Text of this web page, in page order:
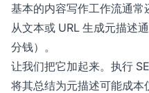
基本的内容写作工作流通常
从文本或 URL 生成元描述
分钱）。
让我们把它加起来。执行
将其总结为元描述可能成本